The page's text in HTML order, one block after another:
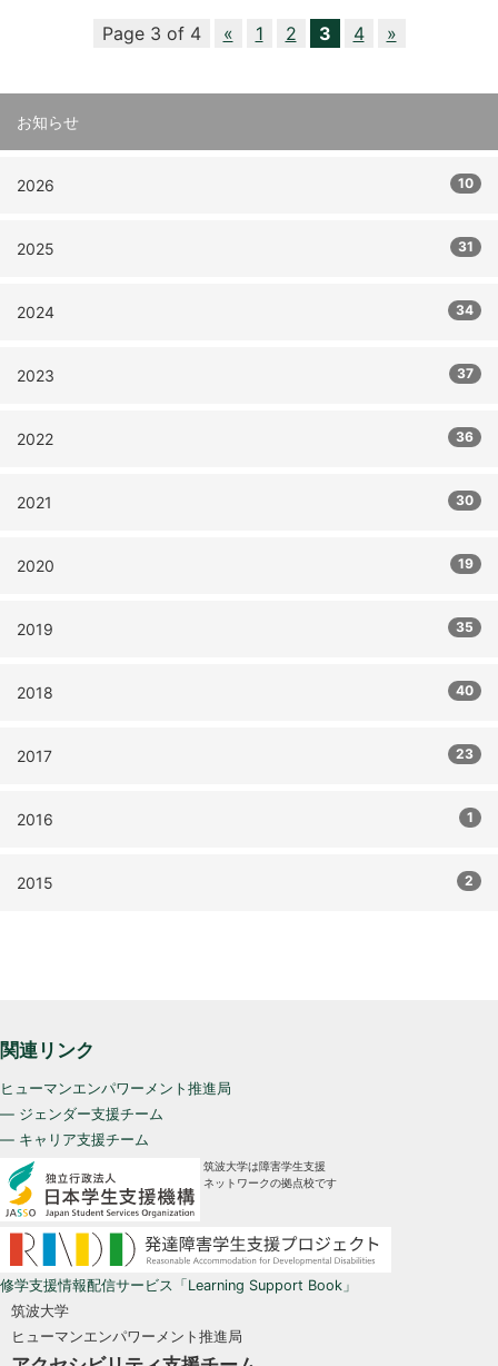
Page 3 of 4 « 1 2 3 4 »
お知らせ
2026 10
2025 31
2024 34
2023 37
2022 36
2021 30
2020 19
2019 35
2018 40
2017 23
2016 1
2015 2
関連リンク
ヒューマンエンパワーメント推進局
— ジェンダー支援チーム
— キャリア支援チーム
筑波大学は障害学生支援
ネットワークの拠点校です
修学支援情報配信サービス「Learning Support Book」
筑波大学
ヒューマンエンパワーメント推進局